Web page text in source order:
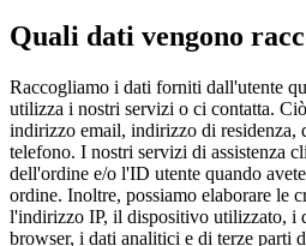
Quali dati vengono
Raccogliamo i dati forniti dall'utente
utilizza i nostri servizi o ci contatta.
indirizzo email, indirizzo di residenza,
telefono. I nostri servizi di assistenza
dell'ordine e/o l'ID utente quando
ordine. Inoltre, possiamo elaborare le
l'indirizzo IP, il dispositivo utilizzato, i
browser, i dati analitici e di terze parti